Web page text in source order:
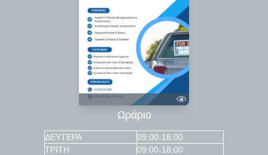
Ωράριο
ΔΕΥΤΕΡΑ
09:00-18:00
ΤΡΙΤΗ
09:00-18:00